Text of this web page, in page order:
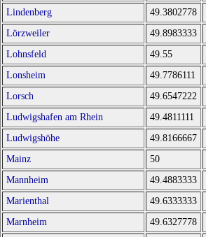
Lindenberg
49.3802778
Lörzweiler
49.8983333
Lohnsfeld
49.55
Lonsheim
49.7786111
Lorsch
49.6547222
Ludwigshafen am Rhein
49.4811111
Ludwigshöhe
49.8166667
Mainz
50
Mannheim
49.4883333
Marienthal
49.6333333
Marnheim
49.6327778